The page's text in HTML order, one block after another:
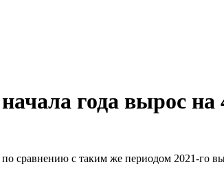
года вырос на
сравнению с таким же периодом 2021-го